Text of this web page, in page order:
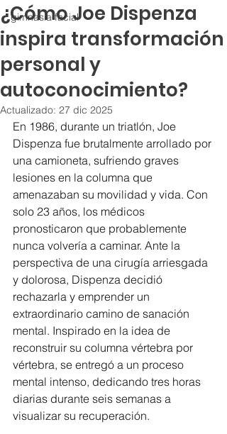
gimnasia facial
¿Cómo Joe Dispenza
inspira transformación
personal y
autoconocimiento?
Actualizado: 27 dic 2025
En 1986, durante un triatlón, Joe
Dispenza fue brutalmente arrollado por
una camioneta, sufriendo graves
lesiones en la columna que
amenazaban su movilidad y vida. Con
solo 23 años, los médicos
pronosticaron que probablemente
nunca volvería a caminar. Ante la
perspectiva de una cirugía arriesgada
y dolorosa, Dispenza decidió
rechazarla y emprender un
extraordinario camino de sanación
mental. Inspirado en la idea de
reconstruir su columna vértebra por
vértebra, se entregó a un proceso
mental intenso, dedicando tres horas
diarias durante seis semanas a
visualizar su recuperación.